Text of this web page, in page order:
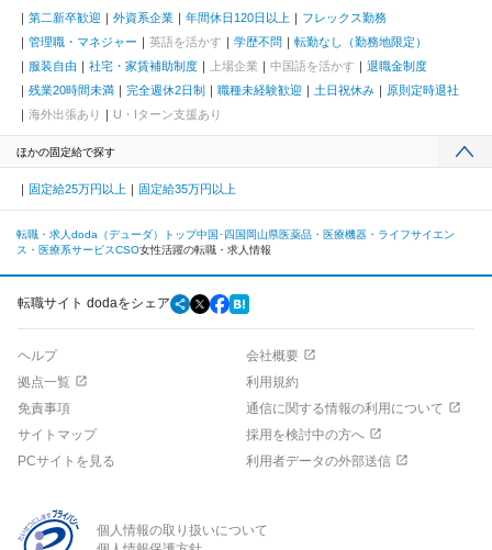
第二新卒歓迎 外資系企業 年間休日120日以上
フレックス勤務
管理職・マネジャー
英語を活かす 学歴不問
転勤なし（勤務地限定）
服装自由
社宅・家賃補助制度 上場企業 中国語を活かす
退職金制度
残業20時間未満
完全週休2日制 職種未経験歓迎 土日祝休み
原則定時退社
海外出張あり
U・Iターン支援あり
ほかの固定給で探す
固定給25万円以上 固定給35万円以上
転職・求人doda（デューダ）トップ中国･四国 岡山県医薬品・医療機器・ライフサイエン
ス・医療系サービスCSO女性活躍の転職・求人情報
転職サイト dodaをシェア
ヘルプ
会社概要
拠点一覧
利用規約
免責事項
通信に関する情報の利用について
サイトマップ
採用を検討中の方へ
PCサイトを見る
利用者データの外部送信
個人情報の取り扱いについて